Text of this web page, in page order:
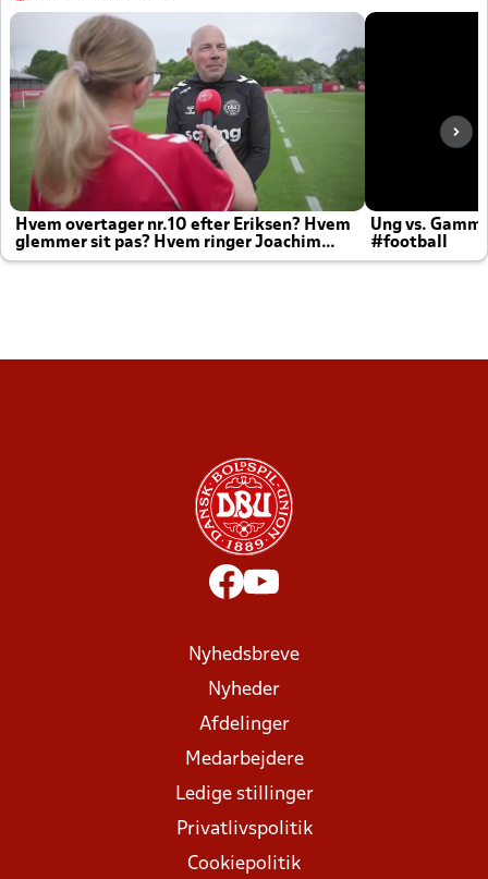
Hvem overtager nr.10 efter Eriksen? Hvem
glemmer sit pas? Hvem ringer Joachim
altid til efter kampe?
Ung vs.
#football
Nyhedsbreve
Nyheder
Afdelinger
Medarbejdere
Ledige stillinger
Privatlivspolitik
Cookiepolitik